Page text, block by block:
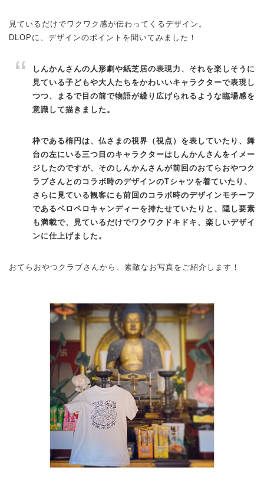
見ているだけでワクワク感が伝わってくるデザイン。
DLOPに、デザインのポイントを聞いてみました！
しんかんさんの人形劇や紙芝居の表現力、それを楽しそうに
見ている子どもや大人たちをかわいいキャラクターで表現し
つつ、まるで目の前で物語が繰り広げられるような臨場感を
意識して描きました。
枠である楕円は、仏さまの視界（視点）を表していたり、舞
台の左にいる三つ目のキャラクターはしんかんさんをイメー
ジしたのですが、そのしんかんさんが前回のおてらおやつク
ラブさんとのコラボ時のデザインのTシャツを着ていたり、
さらに見ている観客にも前回のコラボ時のデザインモチーフ
であるペロペロキャンディーを持たせていたりと、隠し要素
も満載で、見ているだけでワクワクドキドキ、楽しいデザイ
ンに仕上げました。
おてらおやつクラブさんから、素敵なお写真をご紹介します！